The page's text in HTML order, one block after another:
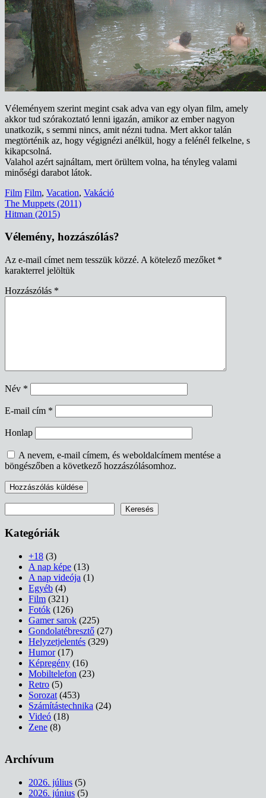
Véleményem szerint megint csak adva van egy olyan film, amely
akkor tud szórakoztató lenni igazán, amikor az ember nagyon
unatkozik, s semmi nincs, amit nézni tudna. Mert akkor talán
megtörténik az, hogy végignézi anélkül, hogy a felénél felkelne, s
kikapcsolná.
Valahol azért sajnáltam, mert örültem volna, ha tényleg valami
minőségi darabot látok.
Film Film, Vacation, Vakáció
Bejegyzés
navigáció
The Muppets (2011)
Hitman (2015)
Vélemény, hozzászólás?
Az e-mail címet nem tesszük közzé. A kötelező mezőket *
karakterrel jelöltük
Hozzászólás *
Név *
E-mail cím *
Honlap
A nevem, e-mail címem, és weboldalcímem mentése a
böngészőben a következő hozzászólásomhoz.
Keresés
Kategóriák
+18 (3)
A nap képe (13)
A nap videója (1)
Egyéb (4)
Film (321)
Fotók (126)
Gamer sarok (225)
Gondolatébresztő (27)
Helyzetjelentés (329)
Humor(17)
Képregény (16)
Mobiltelefon (23)
Retro (5)
Sorozat (453)
Számítástechnika (24)
Videó (18)
Zene (8)
Archívum
2026. július (5)
2026. június (5)